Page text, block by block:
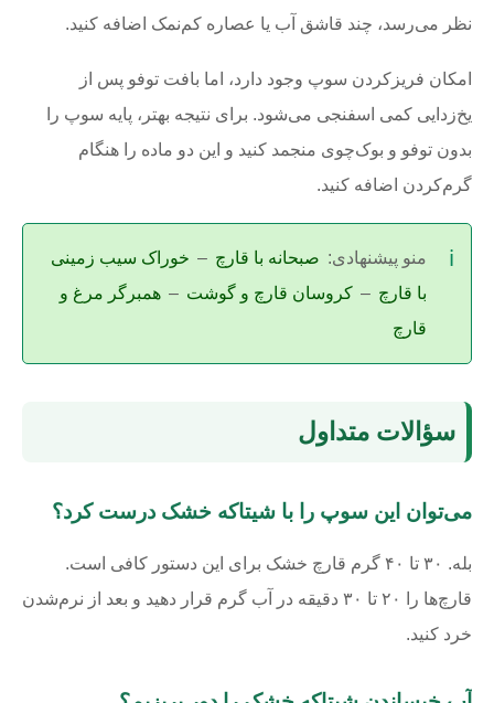
نظر می‌رسد، چند قاشق آب یا عصاره کم‌نمک اضافه کنید.
امکان فریزکردن سوپ وجود دارد، اما بافت توفو پس از
یخ‌زدایی کمی اسفنجی می‌شود. برای نتیجه بهتر، پایه سوپ را
بدون توفو و بوک‌چوی منجمد کنید و این دو ماده را هنگام
گرم‌کردن اضافه کنید.
منو پیشنهادی: صبحانه با قارچ – خوراک سیب زمینی
با قارچ – کروسان قارچ و گوشت – همبرگر مرغ و
قارچ
سؤالات متداول
می‌توان این سوپ را با شیتاکه خشک درست کرد؟
بله. ۳۰ تا ۴۰ گرم قارچ خشک برای این دستور کافی است.
قارچ‌ها را ۲۰ تا ۳۰ دقیقه در آب گرم قرار دهید و بعد از نرم‌شدن
خرد کنید.